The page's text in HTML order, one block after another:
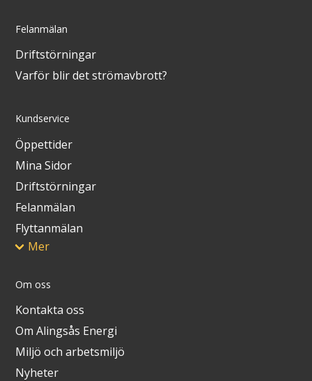
Felanmälan
Driftstörningar
Varför blir det strömavbrott?
Kundservice
Öppettider
Mina Sidor
Driftstörningar
Felanmälan
Flyttanmälan
Mer
Om oss
Kontakta oss
Om Alingsås Energi
Miljö och arbetsmiljö
Nyheter